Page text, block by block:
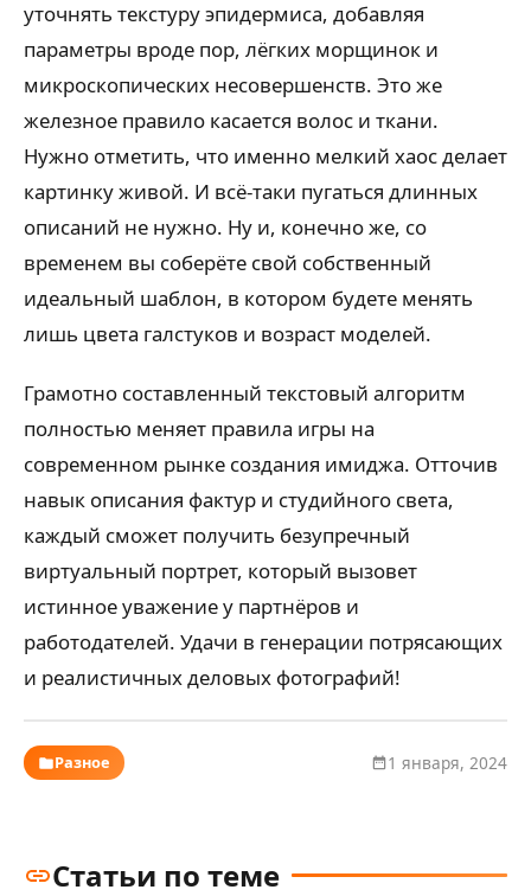
уточнять текстуру эпидермиса, добавляя
параметры вроде пор, лёгких морщинок и
микроскопических несовершенств. Это же
железное правило касается волос и ткани.
Нужно отметить, что именно мелкий хаос делает
картинку живой. И всё-таки пугаться длинных
описаний не нужно. Ну и, конечно же, со
временем вы соберёте свой собственный
идеальный шаблон, в котором будете менять
лишь цвета галстуков и возраст моделей.
Грамотно составленный текстовый алгоритм
полностью меняет правила игры на
современном рынке создания имиджа. Отточив
навык описания фактур и студийного света,
каждый сможет получить безупречный
виртуальный портрет, который вызовет
истинное уважение у партнёров и
работодателей. Удачи в генерации потрясающих
и реалистичных деловых фотографий!
Разное 1 января, 2024
Статьи по теме